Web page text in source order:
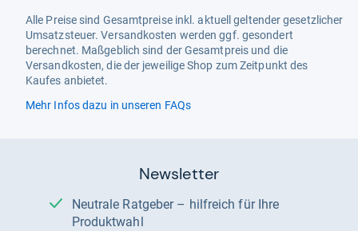
Alle Preise sind Gesamtpreise inkl. aktuell geltender gesetzlicher
Umsatzsteuer. Versandkosten werden ggf. gesondert
berechnet. Maßgeblich sind der Gesamtpreis und die
Versandkosten, die der jeweilige Shop zum Zeitpunkt des
Kaufes anbietet.
Mehr Infos dazu in unseren FAQs
Newsletter
Neutrale Ratgeber – hilfreich für Ihre
Produktwahl